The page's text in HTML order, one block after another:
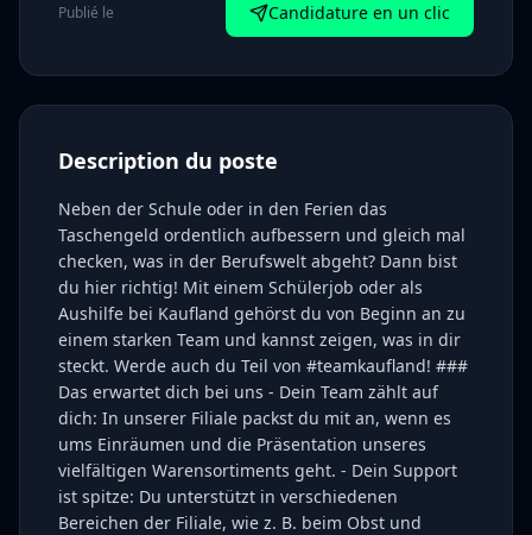
Publié le Candidature en un clic
Description du poste
Neben der Schule oder in den Ferien das
Taschengeld ordentlich aufbessern und gleich mal
checken, was in der Berufswelt abgeht? Dann bist
du hier richtig! Mit einem Schülerjob oder als
Aushilfe bei Kaufland gehörst du von Beginn an zu
einem starken Team und kannst zeigen, was in dir
steckt. Werde auch du Teil von #teamkaufland! ###
Das erwartet dich bei uns - Dein Team zählt auf
dich: In unserer Filiale packst du mit an, wenn es
ums Einräumen und die Präsentation unseres
vielfältigen Warensortiments geht. - Dein Support
ist spitze: Du unterstützt in verschiedenen
Bereichen der Filiale, wie z. B. beim Obst und